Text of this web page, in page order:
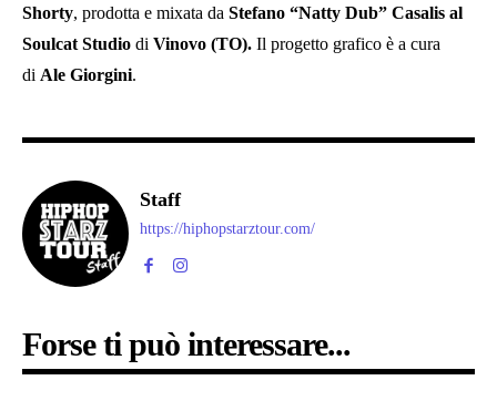
Shorty, prodotta e mixata da Stefano “Natty Dub” Casalis al
Soulcat Studio di Vinovo (TO). Il progetto grafico è a cura
di Ale Giorgini.
Staff
https://hiphopstarztour.com/
Forse ti può interessare...